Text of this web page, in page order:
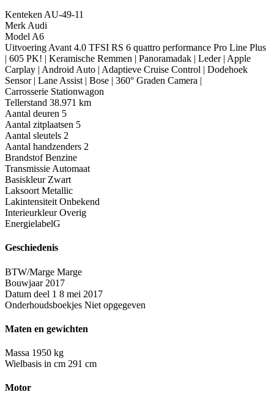
Kenteken AU-49-11
Merk Audi
Model A6
Uitvoering Avant 4.0 TFSI RS 6 quattro performance Pro Line Plus
| 605 PK! | Keramische Remmen | Panoramadak | Leder | Apple
Carplay | Android Auto | Adaptieve Cruise Control | Dodehoek
Sensor | Lane Assist | Bose | 360° Graden Camera |
Carrosserie Stationwagon
Tellerstand 38.971 km
Aantal deuren 5
Aantal zitplaatsen 5
Aantal sleutels 2
Aantal handzenders 2
Brandstof Benzine
Transmissie Automaat
Basiskleur Zwart
Laksoort Metallic
Lakintensiteit Onbekend
Interieurkleur Overig
EnergielabelG
Geschiedenis
BTW/Marge Marge
Bouwjaar 2017
Datum deel 1 8 mei 2017
Onderhoudsboekjes Niet opgegeven
Maten en gewichten
Massa 1950 kg
Wielbasis in cm 291 cm
Motor